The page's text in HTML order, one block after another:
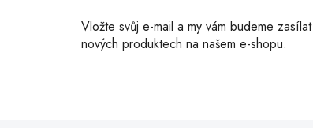
Vložte svůj e-mail a my vám budeme
nových produktech na našem e-shopu.